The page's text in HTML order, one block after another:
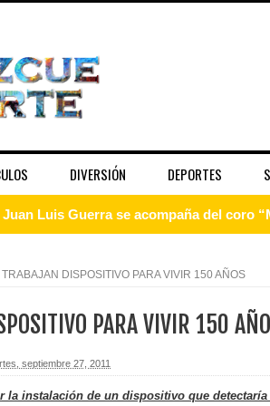
DIVERSIÓN DEPORTES
Juan Luis Guerra se acompaña del coro
Embajada dominicana en Francia y
Pavel Núñez y su Bipolarband
TRABAJAN DISPOSITIVO PARA VIVIR 150 AÑOS
PARA VIVIR 150
septiembre 27, 2011
la instalación de un dispositivo que